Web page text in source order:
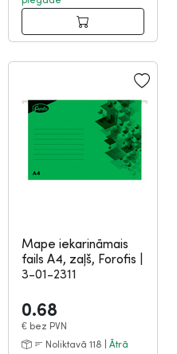
Mape iekarināmais
fails A4, zaļš, Forofis
3-01-2311
0.68
€ bez PVN
Noliktavā 118 | Ātrā